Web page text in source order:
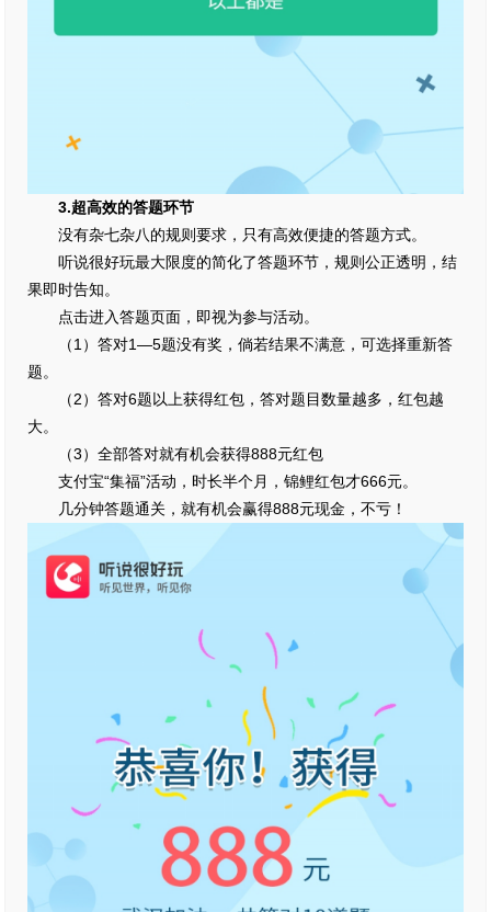
3.超高效的答题环节
没有杂七杂八的规则要求，只有高效便捷的答题方式。
听说很好玩最大限度的简化了答题环节，规则公正透明，结
果即时告知。
点击进入答题页面，即视为参与活动。
（1）答对1—5题没有奖，倘若结果不满意，可选择重新答
题。
（2）答对6题以上获得红包，答对题目数量越多，红包越
大。
（3）全部答对就有机会获得888元红包
支付宝“集福”活动，时长半个月，锦鲤红包才666元。
几分钟答题通关，就有机会赢得888元现金，不亏！